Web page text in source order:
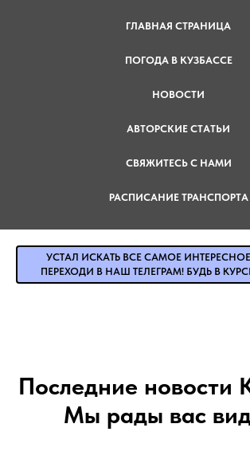
ГЛАВНАЯ СТРАНИЦА
ПОГОДА В КУЗБАССЕ
НОВОСТИ
АВТОРСКИЕ СТАТЬИ
СВЯЖИТЕСЬ С НАМИ
РАСПИСАНИЕ ТРАНСПОРТА
УСТАЛ ИСКАТЬ ВСЕ САМОЕ
ПЕРЕХОДИ В НАШ ТЕЛЕГРАМ! БУДЬ В
Последние новости
Мы рады вас